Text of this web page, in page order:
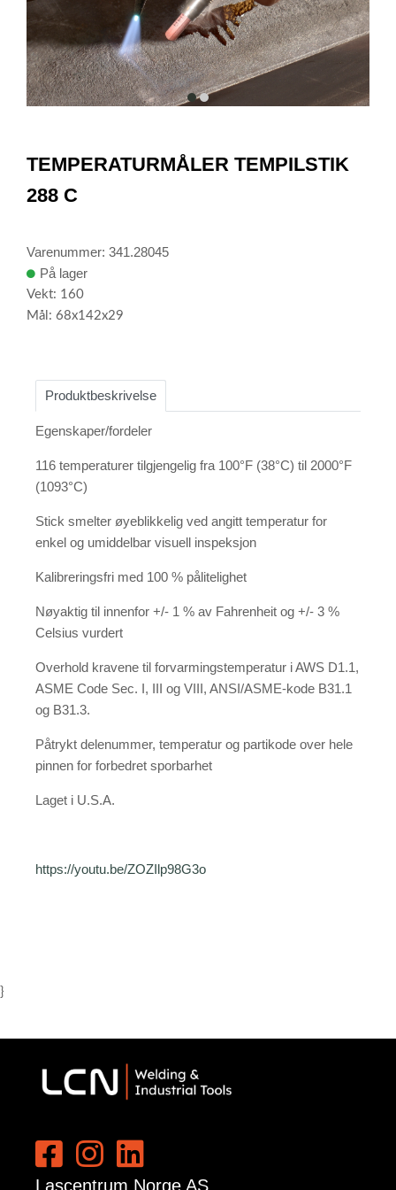
itemitem
2
TEMPERATURMÅLER TEMPILSTIK
288 C
Varenummer: 341.28045
På lager
Vekt: 160
Mål: 68x142x29
Produktbeskrivelse
Egenskaper/fordeler
116 temperaturer tilgjengelig fra 100°F (38°C) til 2000°F
(1093°C)
Stick smelter øyeblikkelig ved angitt temperatur for
enkel og umiddelbar visuell inspeksjon
Kalibreringsfri med 100 % pålitelighet
Nøyaktig til innenfor +/- 1 % av Fahrenheit og +/- 3 %
Celsius vurdert
Overhold kravene til forvarmingstemperatur i AWS D1.1,
ASME Code Sec. I, III og VIII, ANSI/ASME-kode B31.1
og B31.3.
Påtrykt delenummer, temperatur og partikode over hele
pinnen for forbedret sporbarhet
Laget i U.S.A.
https://youtu.be/ZOZIlp98G3o
}
Lascentrum Norge AS